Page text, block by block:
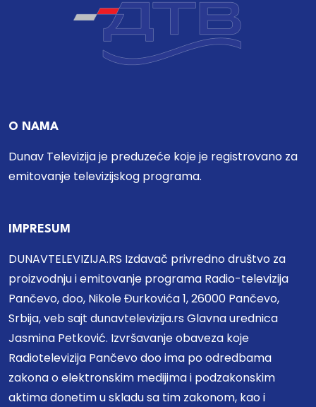
O NAMA
Dunav Televizija je preduzeće koje je registrovano za
emitovanje televizijskog programa.
IMPRESUM
DUNAVTELEVIZIJA.RS Izdavač privredno društvo za
proizvodnju i emitovanje programa Radio-televizija
Pančevo, doo, Nikole Đurkovića 1, 26000 Pančevo,
Srbija, veb sajt dunavtelevizija.rs Glavna urednica
Jasmina Petković. Izvršavanje obaveza koje
Radiotelevizija Pančevo doo ima po odredbama
zakona o elektronskim medijima i podzakonskim
aktima donetim u skladu sa tim zakonom, kao i